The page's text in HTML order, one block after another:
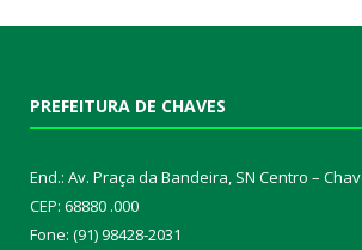
PREFEITURA DE CHAVES
End.: Av. Praça da Bandeira, SN Centro –
CEP: 68880 .000
Fone: (91) 98428-2031